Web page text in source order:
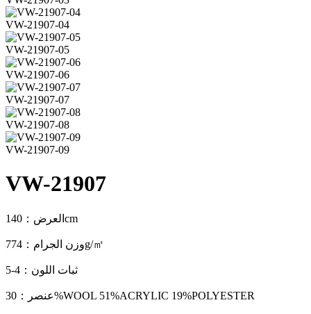
VW-21907-04
VW-21907-05
VW-21907-06
VW-21907-07
VW-21907-08
VW-21907-09
VW-21907
العرض：140cm
وزن الجرام：774g/㎡
ثبات اللون：4-5
عنصر：30%WOOL 51%ACRYLIC 19%POLYESTER